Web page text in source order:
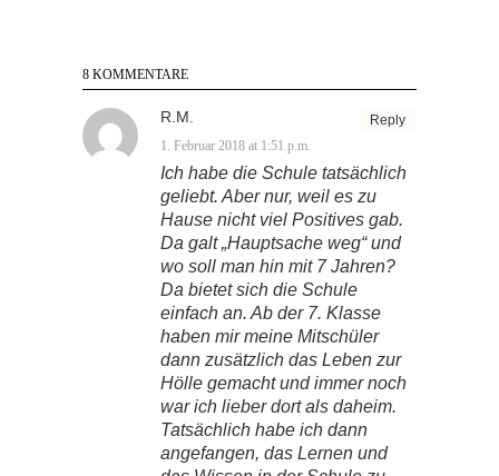
8 KOMMENTARE
Reply
R.M.
1. Februar 2018 at 1:51 p.m.
Ich habe die Schule tatsächlich
geliebt. Aber nur, weil es zu
Hause nicht viel Positives gab.
Da galt „Hauptsache weg“ und
wo soll man hin mit 7 Jahren?
Da bietet sich die Schule
einfach an. Ab der 7. Klasse
haben mir meine Mitschüler
dann zusätzlich das Leben zur
Hölle gemacht und immer noch
war ich lieber dort als daheim.
Tatsächlich habe ich dann
angefangen, das Lernen und